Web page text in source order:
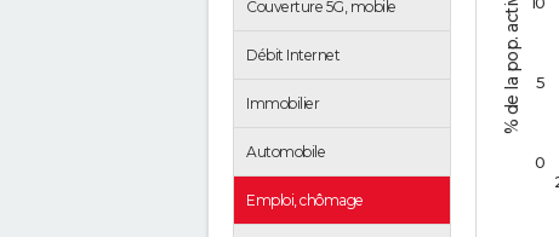
Couverture 5G, mobile
Débit Internet
Immobilier
Automobile
Emploi, chômage
0
5